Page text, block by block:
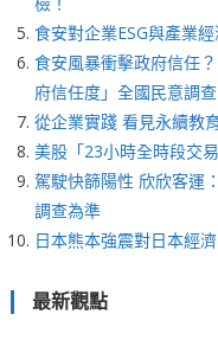
食安對企業ESG與產業
食安風暴衝擊政府信任
府信任度」全國民意調查
從企業實踐 看見永續教
美股「23小時全時段交
駕駛快篩陽性 欣欣客運
調查為準
日本熊本強震對日本經濟
最新觀點